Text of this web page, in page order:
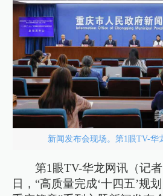
新闻发布会现场。第1眼TV-华
第1眼TV-华龙网讯（记者
日，“高质量完成‘十四五’规